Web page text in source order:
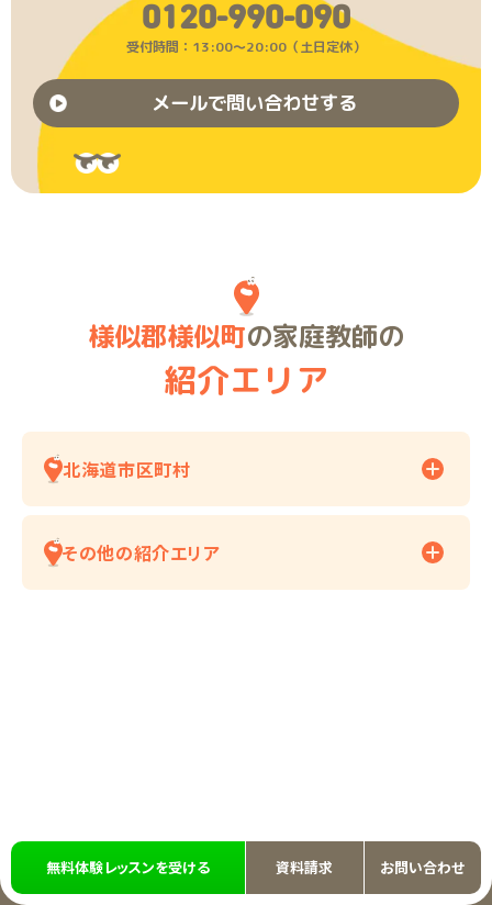
0120-990-090
受付時間：13:00〜20:00（土日定休）
メールで問い合わせする
様似郡様似町の家庭教師の
紹介エリア
北海道市区町村
その他の紹介エリア
無料体験レッスンを受ける 資料請求 お問い合わせ